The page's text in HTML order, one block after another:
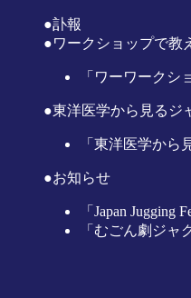
●訃報
●ワークショップで教
「ワーワーク
●東洋医学から見るジ
「東洋医学か
●お知らせ
「Japan Jugging
「むごん劇ジャ